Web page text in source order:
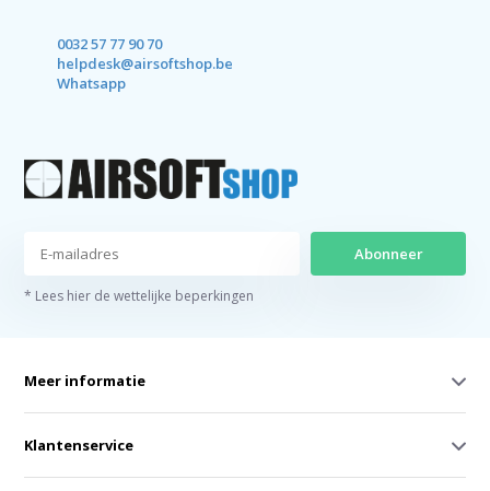
0032 57 77 90 70
helpdesk@airsoftshop.be
Whatsapp
Abonneer
* Lees hier de wettelijke beperkingen
Meer informatie
Klantenservice